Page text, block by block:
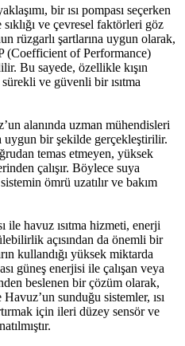
bir ısı pompası seçerken
ve çevresel faktörleri göz
rüzgarlı şartlarına uygun olarak,
(Coefficient of Performance)
Bu sayede, özellikle kışın
ve güvenli bir ısıtma
alanında uzman mühendisleri
uygun bir şekilde gerçekleştirilir.
temas etmeyen, yüksek
çalışır. Böylece suya
ömrü uzatılır ve bakım
ile havuz ısıtma hizmeti, enerji
açısından da önemli bir
kullandığı yüksek miktarda
güneş enerjisi ile çalışan veya
beslenen bir çözüm olarak,
sunduğu sistemler, ısı
için ileri düzey sensör ve